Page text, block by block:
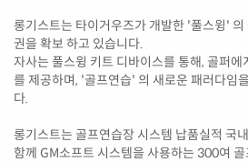
롱기스트는 타이거우즈가 개발한 '풀스윙' 의
권을 확보 하고 있습니다.
자사는 풀스윙 키트 디바이스를 통해, 골퍼에
를 제공하며, '골프연습' 의 새로운 패러다임
다.
롱기스트는 골프연습장 시스템 납품실적 국
함께 GM소프트 시스템을 사용하는 300여